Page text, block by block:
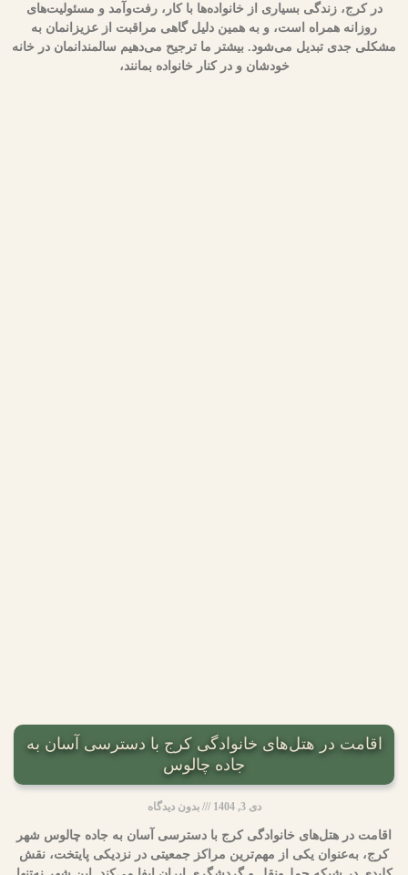
در کرج، زندگی بسیاری از خانواده‌ها با کار، رفت‌وآمد و مسئولیت‌های
روزانه همراه است، و به همین دلیل گاهی مراقبت از عزیزانمان به
مشکلی جدی تبدیل می‌شود. بیشتر ما ترجیح می‌دهیم سالمندانمان در خانه
خودشان و در کنار خانواده بمانند،
اقامت در هتل‌های خانوادگی کرج با دسترسی آسان به
جاده چالوس
دی 3, 1404 بدون دیدگاه
اقامت در هتل‌های خانوادگی کرج با دسترسی آسان به جاده چالوس شهر
کرج، به‌عنوان یکی از مهم‌ترین مراکز جمعیتی در نزدیکی پایتخت، نقش